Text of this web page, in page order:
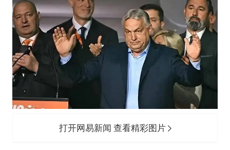
打开网易新闻 查看精彩图片